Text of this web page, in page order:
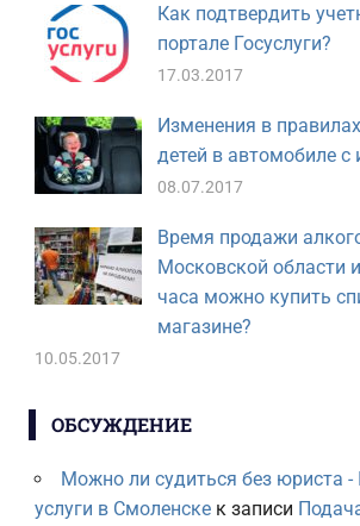
Как подтвердить
портале Госуслуги?
17.03.2017
Изменения в
детей в автомобиле с
08.07.2017
Время продажи
Московской области
часа можно купить
магазине?
10.05.2017
ОБСУЖДЕНИЕ
Можно ли судиться без юриста
услуги в Смоленскек записи